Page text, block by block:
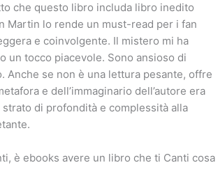
che questo libro includa libro inedito
Martin lo rende un must-read per i fan
e coinvolgente. Il mistero mi ha
un tocco piacevole. Sono ansioso di
se non è una lettura pesante, offre
e dell’immaginario dell’autore era
di profondità e complessità alla
è ebooks avere un libro che ti Canti cosa